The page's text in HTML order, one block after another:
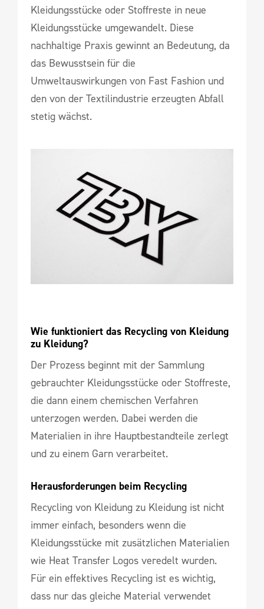
Kleidungsstücke oder Stoffreste in neue
Kleidungsstücke umgewandelt. Diese
nachhaltige Praxis gewinnt an Bedeutung, da
das Bewusstsein für die
Umweltauswirkungen von Fast Fashion und
den von der Textilindustrie erzeugten Abfall
stetig wächst.
Wie funktioniert das Recycling von Kleidung
zu Kleidung?
Der Prozess beginnt mit der Sammlung
gebrauchter Kleidungsstücke oder Stoffreste,
die dann einem chemischen Verfahren
unterzogen werden. Dabei werden die
Materialien in ihre Hauptbestandteile zerlegt
und zu einem Garn verarbeitet.
Herausforderungen beim Recycling
Recycling von Kleidung zu Kleidung ist nicht
immer einfach, besonders wenn die
Kleidungsstücke mit zusätzlichen Materialien
wie Heat Transfer Logos veredelt wurden.
Für ein effektives Recycling ist es wichtig,
dass nur das gleiche Material verwendet